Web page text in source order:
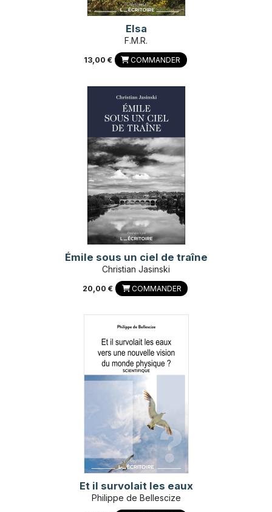
Elsa
F.M.R.
13,00 € COMMANDER
Émile sous un ciel de traîne
Christian Jasinski
20,00 € COMMANDER
Et il survolait les eaux
Philippe de Bellescize